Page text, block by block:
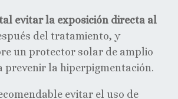
evitar la exposición directa al
del tratamiento, y
un protector solar de amplio
prevenir la hiperpigmentación.
evitar el uso de